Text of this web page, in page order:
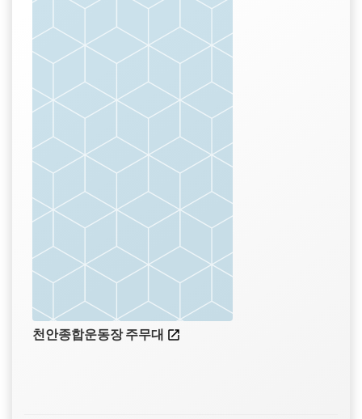
천안종합운동장 주무대